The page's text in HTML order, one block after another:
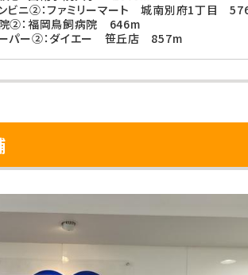
ビニ②：ファミリーマート 城南別府1丁目
②：福岡鳥飼病院 646m
パー②：ダイエー 笹丘店 857m